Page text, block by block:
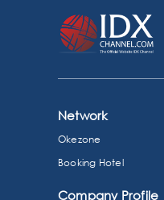
Network
Okezone
Booking Hotel
Company Profile